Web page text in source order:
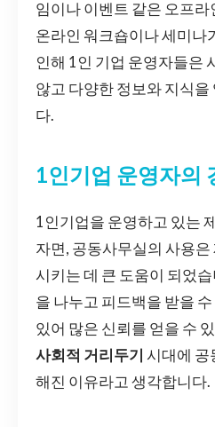
임이나 이벤트 같은 오프
온라인 워크숍이나 세미나
인해 1인 기업 운영자들은
않고 다양한 정보와 지식을
다.
1인기업 운영자의
1인기업을 운영하고 있는
자면, 공동사무실의 사용
시키는 데 큰 도움이 되었
을 나누고 피드백을 받을
있어 많은 신뢰를 얻을 수
사회적 거리두기 시대에 공
해진 이유라고 생각합니다.